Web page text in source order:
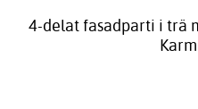
4-delat fasadparti i trä